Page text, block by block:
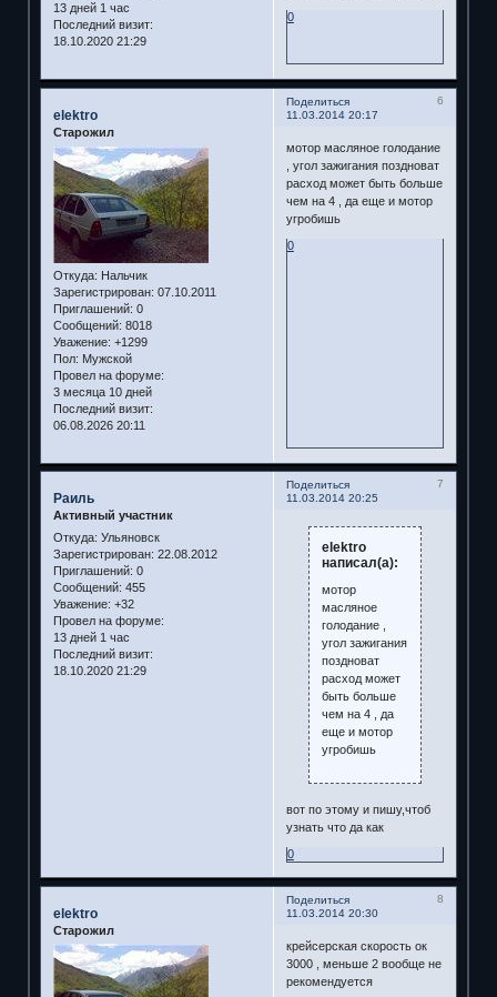
13 дней 1 час
Последний визит:
18.10.2020 21:29
0
Поделиться
6
11.03.2014 20:17
elektro
Старожил
Откуда: Нальчик
Зарегистрирован: 07.10.2011
Приглашений: 0
Сообщений: 8018
Уважение: +1299
Пол: Мужской
Провел на форуме:
3 месяца 10 дней
Последний визит:
06.08.2026 20:11
мотор масляное голодание
, угол зажигания поздноват
расход может быть больше
чем на 4 , да еще и мотор
угробишь
0
Поделиться
7
11.03.2014 20:25
Раиль
Активный участник
Откуда: Ульяновск
Зарегистрирован: 22.08.2012
Приглашений: 0
Сообщений: 455
Уважение: +32
Провел на форуме:
13 дней 1 час
Последний визит:
18.10.2020 21:29
elektro
написал(а):
мотор
масляное
голодание ,
угол зажигания
поздноват
расход может
быть больше
чем на 4 , да
еще и мотор
угробишь
вот по этому и пишу,чтоб
узнать что да как
0
Поделиться
8
11.03.2014 20:30
elektro
Старожил
крейсерская скорость ок
3000 , меньше 2 вообще не
рекомендуется